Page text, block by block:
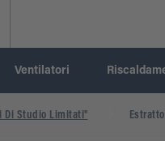
Ventilatori
Di Studio Limitati"